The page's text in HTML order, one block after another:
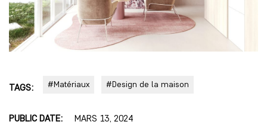
TAGS: #Matériaux #Design de la maison
PUBLIC DATE: MARS 13, 2024